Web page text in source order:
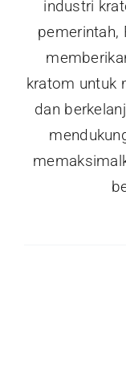
industri
pemerintah,
kratom untuk
dan